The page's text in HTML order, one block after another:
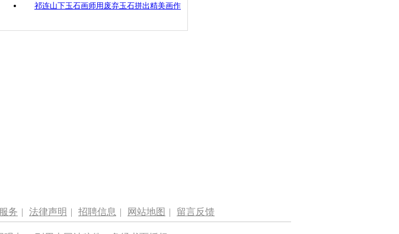
祁连山下玉石画师用废弃玉石拼出精美画作
务 | 法律声明 | 招聘信息 | 网站地图 | 留言反馈